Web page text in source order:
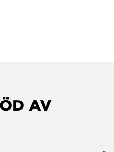
AV